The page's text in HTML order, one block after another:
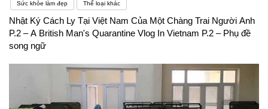
Sức khỏe làm đẹp Thể loại khác
Nhật Ký Cách Ly Tại Việt Nam Của Một Chàng Trai Người Anh
P.2 – A British Man's Quarantine Vlog In Vietnam P.2 – Phụ đề
song ngữ